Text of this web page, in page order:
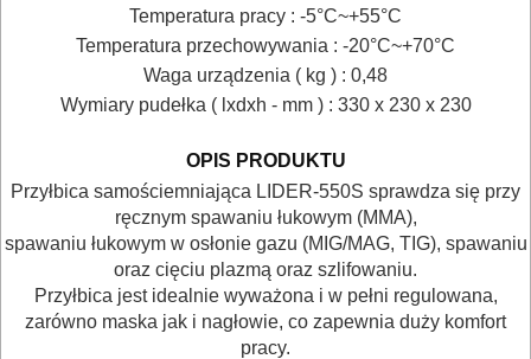
GLAZURNICZE
AKCESORIA
MASZYNKI
URZĄDZENIA
BUDOWLANE
MASZYNY
NARZĘDZIA
BRUKARSKIE
Temperatura pracy : -5°C~+55°C
Temperatura przechowywania : -20°C~+70°C
Waga urządzenia ( kg ) : 0,48
Wymiary pudełka ( lxdxh - mm ) : 330 x 230 x 230
OPIS PRODUKTU
Przyłbica samościemniająca LIDER-550S sprawdza się przy
ręcznym spawaniu łukowym (MMA),
spawaniu łukowym w osłonie gazu (MIG/MAG, TIG), spawaniu
oraz cięciu plazmą oraz szlifowaniu.
Przyłbica jest idealnie wyważona i w pełni regulowana,
zarówno maska jak i nagłowie, co zapewnia duży komfort
pracy.